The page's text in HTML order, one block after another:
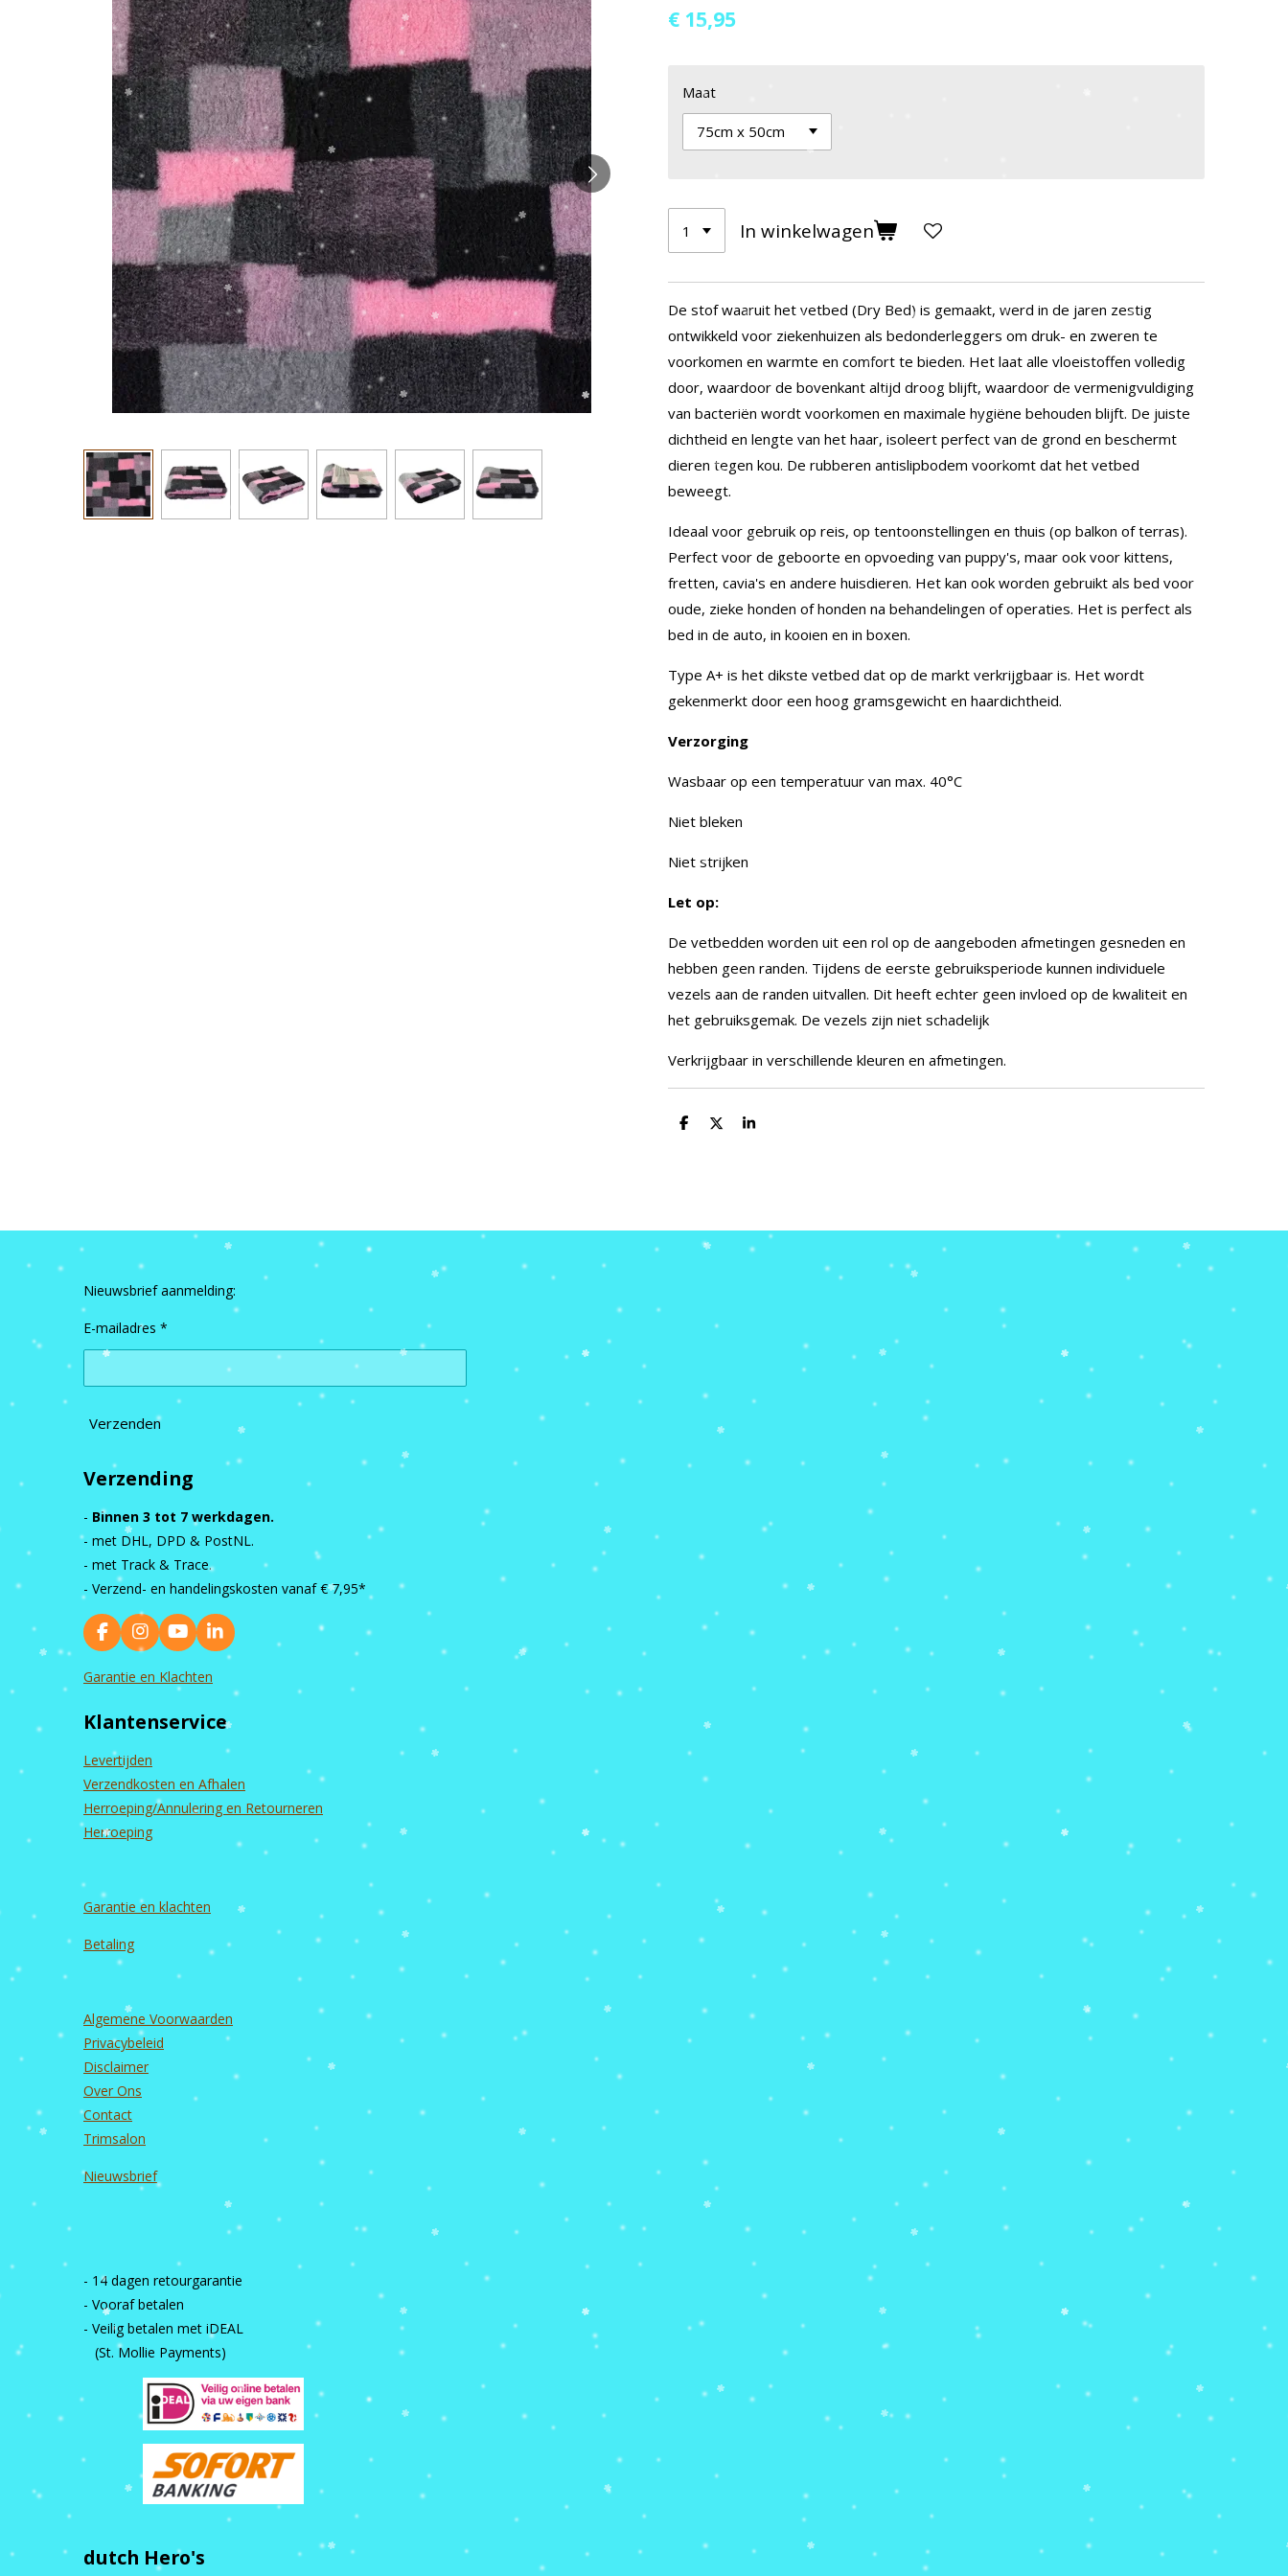
€ 15,95
Maat
In winkelwagen
De stof waaruit het vetbed (Dry Bed) is gemaakt, werd in de jaren zestig
ontwikkeld voor ziekenhuizen als bedonderleggers om druk- en zweren te
voorkomen en warmte en comfort te bieden. Het laat alle vloeistoffen volledig
door, waardoor de bovenkant altijd droog blijft, waardoor de vermenigvuldiging
van bacteriën wordt voorkomen en maximale hygiëne behouden blijft. De juiste
dichtheid en lengte van het haar, isoleert perfect van de grond en beschermt
dieren tegen kou. De rubberen antislipbodem voorkomt dat het vetbed
beweegt.
Ideaal voor gebruik op reis, op tentoonstellingen en thuis (op balkon of terras).
Perfect voor de geboorte en opvoeding van puppy's, maar ook voor kittens,
fretten, cavia's en andere huisdieren. Het kan ook worden gebruikt als bed voor
oude, zieke honden of honden na behandelingen of operaties. Het is perfect als
bed in de auto, in kooien en in boxen.
Type A+ is het dikste vetbed dat op de markt verkrijgbaar is. Het wordt
gekenmerkt door een hoog gramsgewicht en haardichtheid.
Verzorging
Wasbaar op een temperatuur van max. 40°C
Niet bleken
Niet strijken
Let op:
De vetbedden worden uit een rol op de aangeboden afmetingen gesneden en
hebben geen randen. Tijdens de eerste gebruiksperiode kunnen individuele
vezels aan de randen uitvallen. Dit heeft echter geen invloed op de kwaliteit en
het gebruiksgemak. De vezels zijn niet schadelijk
Verkrijgbaar in verschillende kleuren en afmetingen.
D
D
S
Nieuwsbrief aanmelding:
E-mailadres *
Verzenden
Verzending
- Binnen 3 tot 7 werkdagen.
- met DHL, DPD & PostNL.
- met Track & Trace.
- Verzend- en handelingskosten vanaf € 7,95*
F
a
c
o
k
I
n
s
g
a
m
Y
o
u
T
b
L
i
d
Garantie en Klachten
Klantenservice
Levertijden
Verzendkosten en Afhalen
Herroeping/Annulering en Retourneren
Herroeping
Garantie en klachten
Betaling
Algemene Voorwaarden
Privacybeleid
Disclaimer
Over Ons
Contact
Trimsalon
Nieuwsbrief
- 14 dagen retourgarantie
- Vooraf betalen
- Veilig betalen met iDEAL
(St. Mollie Payments)
dutch Hero's